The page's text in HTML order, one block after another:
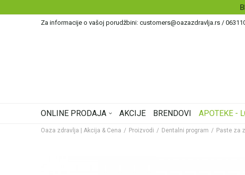
Za informacije o vašoj porudžbini: customers@oazazdravlja.rs /
ONLINE PRODAJA AKCIJE BRENDOVI APOTEKE -
Oaza zdravlja | Akcija & Cena Proizvodi Dentalni program Paste za